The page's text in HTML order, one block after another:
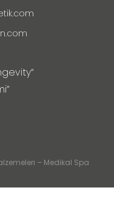
– Medikal Spa